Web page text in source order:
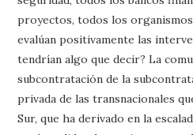
proyectos, todos los
evalúan positivamente las
tendrían algo que decir? La
subcontratación de la
privada de las transnacionales
Sur, que ha derivado en la